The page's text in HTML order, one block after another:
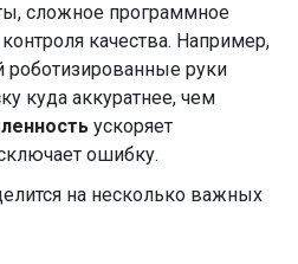
сложное программное
качества. Например,
роботизированные руки
куда аккуратнее, чем
ускоряет
ошибку.
на несколько важных